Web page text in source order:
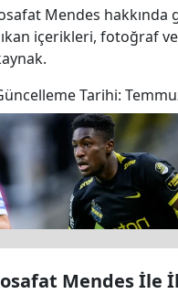
Mendes
içerikleri, fotoğraf
Tarihi:
Mendes İle